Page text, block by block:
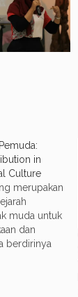
in
Culture
merupakan
muda untuk
dan
berdirinya